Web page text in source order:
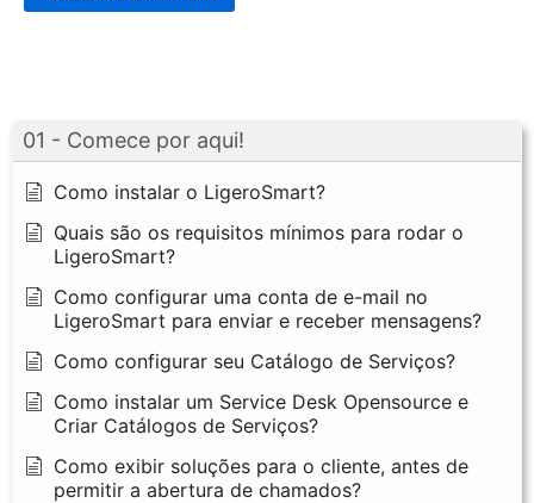
01 - Comece por aqui!
Como instalar o LigeroSmart?
Quais são os requisitos mínimos para rodar o
LigeroSmart?
Como configurar uma conta de e-mail no
LigeroSmart para enviar e receber mensagens?
Como configurar seu Catálogo de Serviços?
Como instalar um Service Desk Opensource e
Criar Catálogos de Serviços?
Como exibir soluções para o cliente, antes de
permitir a abertura de chamados?